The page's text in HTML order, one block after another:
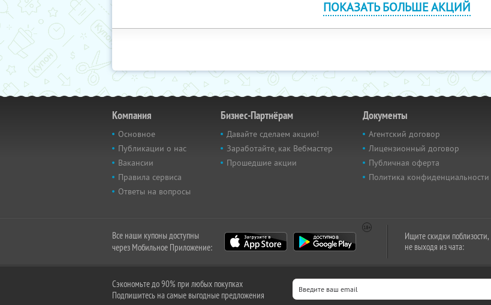
ПОКАЗАТЬ БОЛЬШЕ АКЦИЙ
Компания
Основное
Публикации о нас
Вакансии
Правила сервиса
Ответы на вопросы
Бизнес-Партнёрам
Давайте сделаем акцию!
Заработайте, как Вебмастер
Прошедшие акции
Документы
Агентский договор
Лицензионный договор
Публичная оферта
Политика конфиденциальности
Все наши купоны доступны
через Мобильное Приложение:
Ищите скидки поблизости,
не выходя из чата:
Сэкономьте до 90% при любых покупках
Подпишитесь на самые выгодные предложения